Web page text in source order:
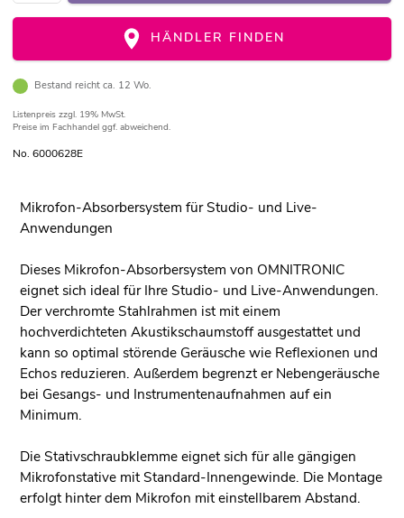
HÄNDLER FINDEN
Bestand reicht ca. 12 Wo.
Listenpreis zzgl. 19% MwSt.
Preise im Fachhandel ggf. abweichend.
No. 6000628E
Mikrofon-Absorbersystem für Studio- und Live-
Anwendungen
Dieses Mikrofon-Absorbersystem von OMNITRONIC
eignet sich ideal für Ihre Studio- und Live-Anwendungen.
Der verchromte Stahlrahmen ist mit einem
hochverdichteten Akustikschaumstoff ausgestattet und
kann so optimal störende Geräusche wie Reflexionen und
Echos reduzieren. Außerdem begrenzt er Nebengeräusche
bei Gesangs- und Instrumentenaufnahmen auf ein
Minimum.
Die Stativschraubklemme eignet sich für alle gängigen
Mikrofonstative mit Standard-Innengewinde. Die Montage
erfolgt hinter dem Mikrofon mit einstellbarem Abstand.